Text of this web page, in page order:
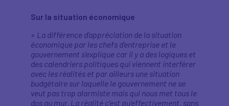
Sur la situation économique
« La différence d’appréciation de la situation
économique par les chefs d’entreprise et le
gouvernement s’explique car il y a des logiques et
des calendriers politiques qui viennent interférer
avec les réalités et par ailleurs une situation
budgétaire sur laquelle le gouvernement ne se
veut pas trop alarmiste mais qui nous met tous le
dos au mur. La réalité c'est qu’effectivement, sans